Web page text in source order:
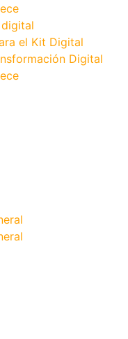
el Kit Digital
Digital